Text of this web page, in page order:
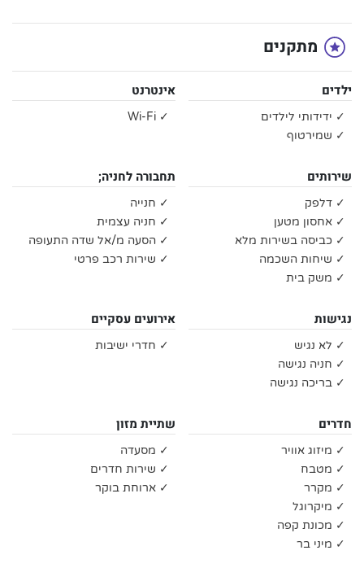
מתקנים
ילדים
✓ ידידותי לילדים
✓ שמירטוף
אינטרנט
✓ Wi-Fi
שירותים
✓ דלפק
✓ אחסון מטען
✓ כביסה בשירות מלא
✓ שיחות השכמה
✓ משק בית
תחבורה לחניה;
✓ חנייה
✓ חניה עצמית
✓ הסעה מ/אל שדה התעופה
✓ שירות רכב פרטי
נגישות
✓ לא נגיש
✓ חניה נגישה
✓ בריכה נגישה
אירועים עסקיים
✓ חדרי ישיבות
חדרים
✓ מיזוג אוויר
✓ מטבח
✓ מקרר
✓ מיקרוגל
✓ מכונת קפה
✓ מיני בר
שתיית מזון
✓ מסעדה
✓ שירות חדרים
✓ ארוחת בוקר